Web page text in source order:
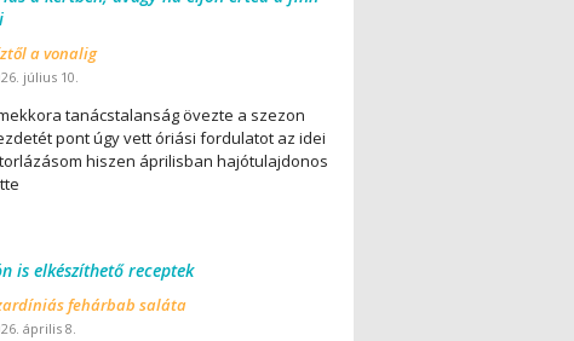
a vonalig
július 10.
tanácstalanság övezte a szezon
pont úgy vett óriási fordulatot az idei
hiszen áprilisban hajótulajdonos
is elkészíthető receptek
fehárbab saláta
április 8.